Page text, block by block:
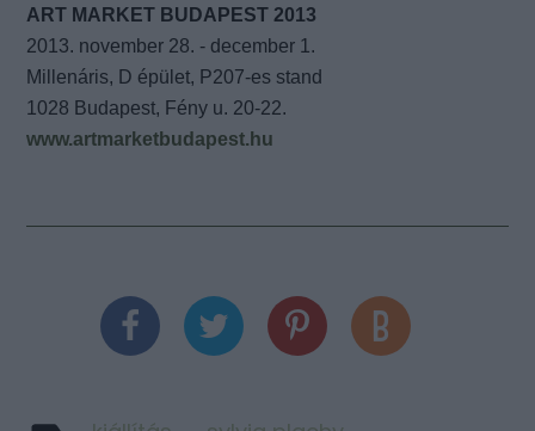
ART MARKET BUDAPEST 2013
2013. november 28. - december 1.
Millenáris, D épület, P207-es stand
1028 Budapest, Fény u. 20-22.
www.artmarketbudapest.hu